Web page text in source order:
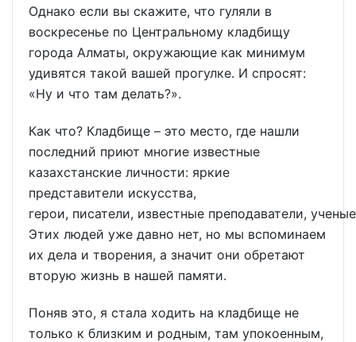
Однако если вы скажите, что гуляли в
воскресенье по Центральному кладбищу
города Алматы, окружающие как минимум
удивятся такой вашей прогулке. И спросят:
«Ну и что там делать?».
Как что? Кладбище – это место, где нашли
последний приют многие известные
казахстанские личности: яркие
представители искусства,
герои, писатели, известные преподаватели,
Этих людей уже давно нет, но мы вспоминаем
их дела и творения, а значит они обретают
вторую жизнь в нашей памяти.
Поняв это, я стала ходить на кладбище не
только к близким и родным, там упокоенным,